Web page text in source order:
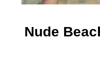
Nude